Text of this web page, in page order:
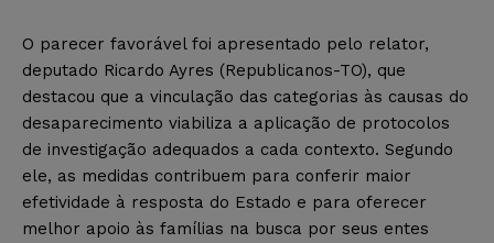
O parecer favorável foi apresentado pelo relator,
deputado Ricardo Ayres (Republicanos-TO), que
destacou que a vinculação das categorias às causas do
desaparecimento viabiliza a aplicação de protocolos
de investigação adequados a cada contexto. Segundo
ele, as medidas contribuem para conferir maior
efetividade à resposta do Estado e para oferecer
melhor apoio às famílias na busca por seus entes